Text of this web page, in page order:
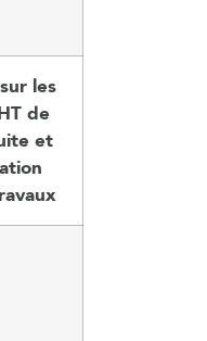
les
de
et